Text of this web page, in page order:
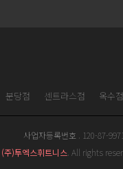
분당점 센트라스점 옥수점
사업자등록번호 . 120-87-9971
(주)투엑스휘트니스. All rights